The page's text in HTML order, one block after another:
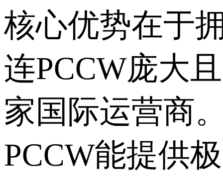
核心优势在于
连PCCW庞大
家国际运营商
PCCW能提供